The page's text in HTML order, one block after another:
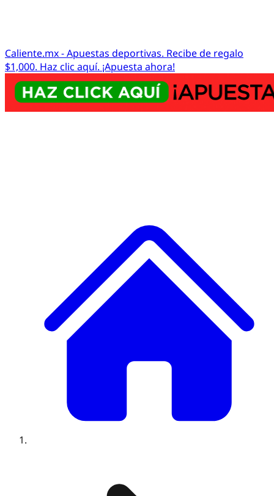
Caliente.mx - Apuestas deportivas. Recibe de regalo
$1,000. Haz clic aquí. ¡Apuesta ahora!